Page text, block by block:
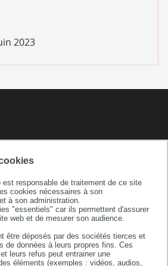
est responsable de traitement de ce site
cookies nécessaires à son
à son administration.
"essentiels" car ils permettent d'assurer
web et de mesurer son audience.
être déposés par des sociétés tierces et
de données à leurs propres fins. Ces
leurs refus peut entrainer une
éléments (exemples : vidéos, audios,
2023